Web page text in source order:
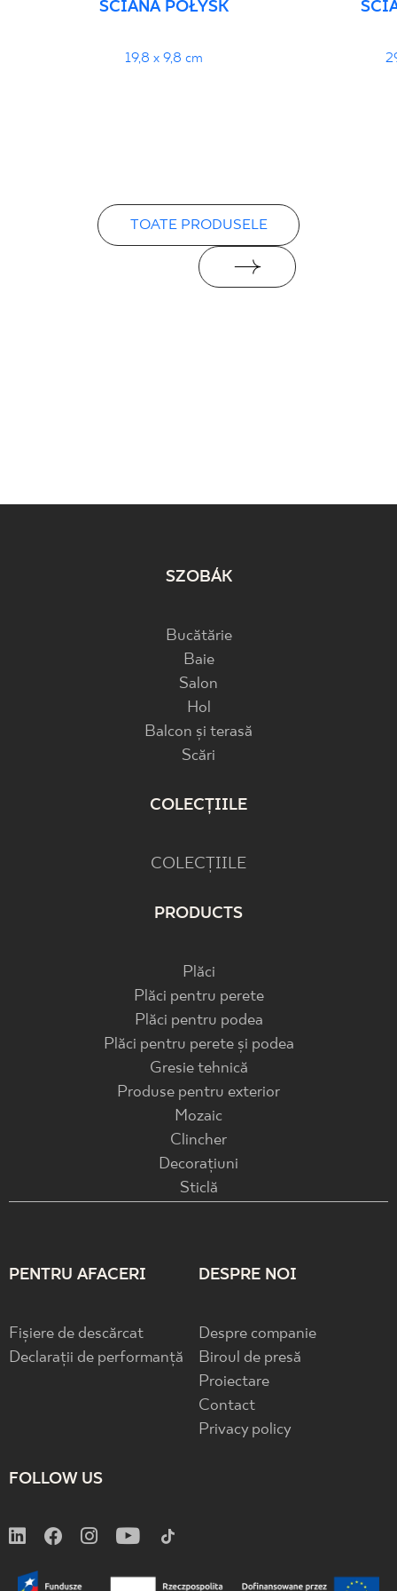
ŚCIANA POŁYSK
19,8 x 9,8 cm
TOATE PRODUSELE
SZOBÁK
Bucătărie
Baie
Salon
Hol
Balcon și terasă
Scări
COLECȚIILE
COLECȚIILE
PRODUCTS
Plăci
Plăci pentru perete
Plăci pentru podea
Plăci pentru perete și podea
Gresie tehnică
Produse pentru exterior
Mozaic
Clincher
Decorațiuni
Sticlă
PENTRU AFACERI
Fișiere de descărcat
Declarații de performanță
DESPRE NOI
Despre companie
Biroul de presă
Proiectare
Contact
Privacy policy
FOLLOW US